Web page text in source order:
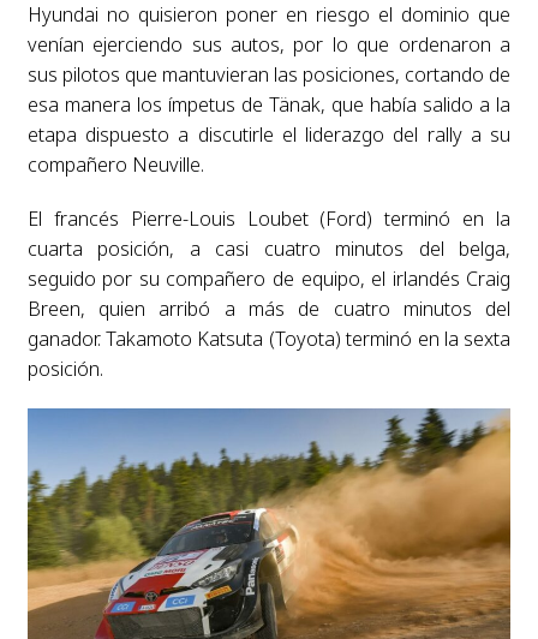
Hyundai no quisieron poner en riesgo el dominio que
venían ejerciendo sus autos, por lo que ordenaron a
sus pilotos que mantuvieran las posiciones, cortando de
esa manera los ímpetus de Tänak, que había salido a la
etapa dispuesto a discutirle el liderazgo del rally a su
compañero Neuville.
El francés Pierre-Louis Loubet (Ford) terminó en la
cuarta posición, a casi cuatro minutos del belga,
seguido por su compañero de equipo, el irlandés Craig
Breen, quien arribó a más de cuatro minutos del
ganador. Takamoto Katsuta (Toyota) terminó en la sexta
posición.